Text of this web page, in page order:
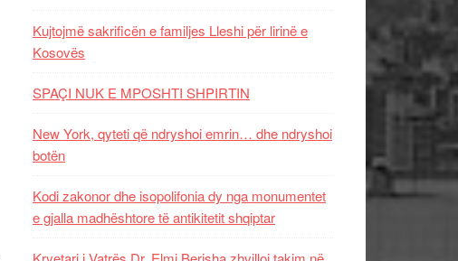
Kujtojmë sakrificën e familjes Lleshi për lirinë e
Kosovës
SPAÇI NUK E MPOSHTI SHPIRTIN
New York, qyteti që ndryshoi emrin… dhe ndryshoi
botën
Kodi zakonor dhe isopolifonia dy nga monumentet
e gjalla madhështore të antikitetit shqiptar